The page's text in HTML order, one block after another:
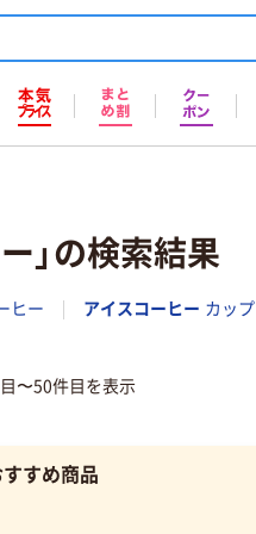
」の検索結果
ヒー アイスコーヒー カップ
〜50件目を表示
すすめ商品